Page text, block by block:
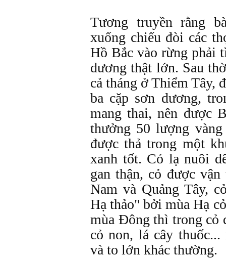
Tương truyền rằng
xuống chiếu đòi các
Hồ Bắc vào rừng phải
dương thật lớn. Sau
cả tháng ở Thiểm Tây,
ba cặp sơn dương,
mang thai, nên được
thưởng 50 lượng
được thả trong một
xanh tốt. Cỏ lạ nuôi
gan thận, cỏ được
Nam và Quảng Tây,
Hạ thảo" bởi mùa Hạ
mùa Đông thì trong cỏ
cỏ non, lá cây
và to lớn khác thường.